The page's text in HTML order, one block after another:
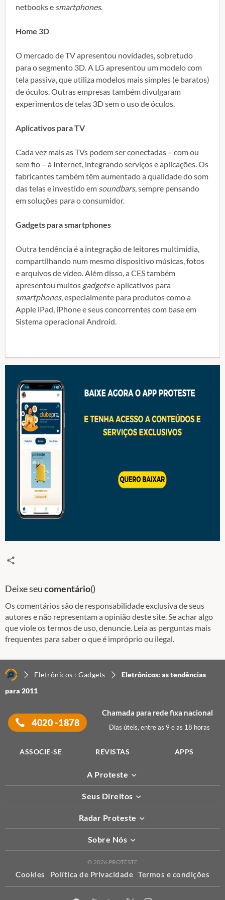
netbooks e smartphones.
Home 3D
O mercado de TV apresentou novidades, sobretudo
para o segmento 3D. A LG apresentou um modelo com
tela passiva, que utiliza modelos mais simples (e baratos)
de óculos. Outras empresas também divulgaram
experimentos de telas 3D sem o uso de óculos.
Aplicativos para TV
Cada vez mais as TVs podem ser conectadas – com ou
sem fio – à Internet, integrando serviços e aplicações. Os
fabricantes também têm aumentado a qualidade do som
das telas e investido em soundbars, sempre pensando
em soluções para o consumidor.
Gadgets para smartphones
Outra tendência é a integração de leitores multimidia,
compartilhando num mesmo dispositivo músicas, fotos
e arquivos de vídeo. Além disso, a CES também
apresentou muitos gadgetse aplicativos para
smartphones, especialmente para produtos como a
Apple iPad, iPhone e seus concorrentes com base em
Sistema operacional Android.
Deixe seucomentário()
Os comentários são de responsabilidade exclusiva de seus
autores e não representam a opinião deste site. Se achar algo
que viole os termos de uso, denuncie. Leia as perguntas mais
frequentes para saber o que é impróprio ou ilegal.
Eletrônicos : Gadgets
Eletrônicos: as tendências
para 2011
4020 -1878
Chamada para rede fixa nacional
Dias úteis, entre as 9 e as 18 horas
ASSOCIE-SE REVISTAS APPS
A Proteste
Seus Direitos
Radar Proteste
Sobre Nós
© 2026 PROTESTE
Cookies Política de Privacidade Termos e condições